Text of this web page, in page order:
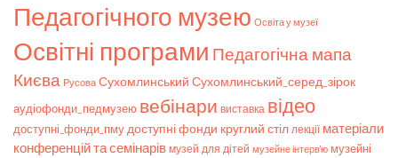
Педагогічного музею Освіта у музеї
Освітні програми Педагогічна мапа
Києва Русова Сухомлинський Сухомлинський_серед_зірок
аудіофонди_педмузею вебінари виставка відео
доступні_фонди_пмудоступні фонди круглий стіл лекції матеріали
конференцій та семінарів музей для дітей музейне інтерв’ю музейні